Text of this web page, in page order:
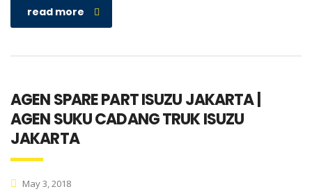
read more
AGEN SPARE PART ISUZU JAKARTA |
AGEN SUKU CADANG TRUK ISUZU
JAKARTA
May 3, 2018